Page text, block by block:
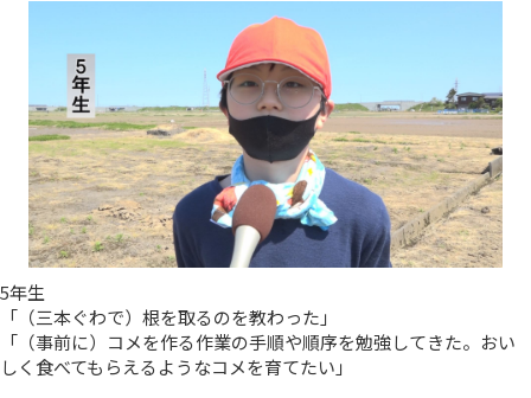
5年生
「（三本ぐわで）根を取るのを教わった」
「（事前に）コメを作る作業の手順や順序を勉強してきた。おい
しく食べてもらえるようなコメを育てたい」